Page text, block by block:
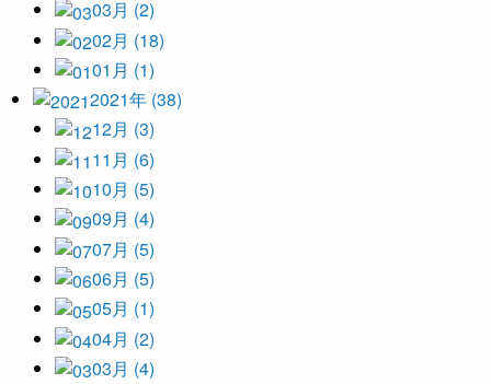
03月 (2)
02月 (18)
01月 (1)
2021年 (38)
12月 (3)
11月 (6)
10月 (5)
09月 (4)
07月 (5)
06月 (5)
05月 (1)
04月 (2)
03月 (4)